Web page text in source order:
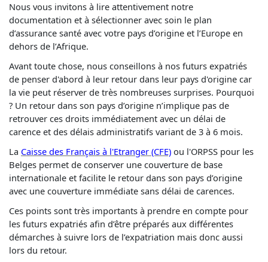
Nous vous invitons à lire attentivement notre
documentation et à sélectionner avec soin le plan
d’assurance santé avec votre pays d’origine et l’Europe en
dehors de l’Afrique.
Avant toute chose, nous conseillons à nos futurs expatriés
de penser d'abord à leur retour dans leur pays d'origine car
la vie peut réserver de très nombreuses surprises. Pourquoi
? Un retour dans son pays d’origine n’implique pas de
retrouver ces droits immédiatement avec un délai de
carence et des délais administratifs variant de 3 à 6 mois.
La Caisse des Français à l'Etranger (CFE) ou l'ORPSS pour les
Belges permet de conserver une couverture de base
internationale et facilite le retour dans son pays d’origine
avec une couverture immédiate sans délai de carences.
Ces points sont très importants à prendre en compte pour
les futurs expatriés afin d’être préparés aux différentes
démarches à suivre lors de l’expatriation mais donc aussi
lors du retour.